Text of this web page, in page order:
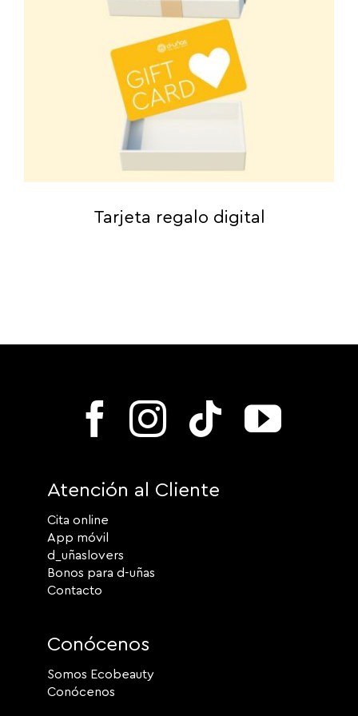
Tarjeta regalo digital
Atención al Cliente
Cita online
App móvil
d_uñaslovers
Bonos para d-uñas
Contacto
Conócenos
Somos Ecobeauty
Conócenos